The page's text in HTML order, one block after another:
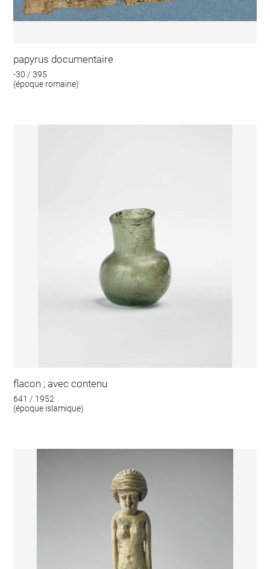
papyrus documentaire
-30 / 395
(époque romaine)
flacon ; avec contenu
641 / 1952
(époque islamique)